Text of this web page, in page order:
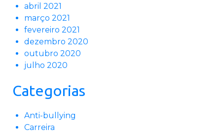
abril 2021
março 2021
fevereiro 2021
dezembro 2020
outubro 2020
julho 2020
Categorias
Anti-bullying
Carreira